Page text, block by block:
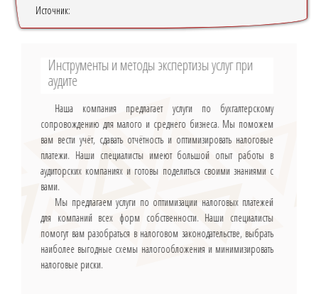
Источник:
Инструменты и методы экспертизы услуг при
аудите
Наша компания предлагает услуги по бухгалтерскому
сопровождению для малого и среднего бизнеса. Мы поможем
вам вести учёт, сдавать отчётность и оптимизировать налоговые
платежи. Наши специалисты имеют большой опыт работы в
аудиторских компаниях и готовы поделиться своими знаниями с
вами.
Мы предлагаем услуги по оптимизации налоговых платежей
для компаний всех форм собственности. Наши специалисты
помогут вам разобраться в налоговом законодательстве, выбрать
наиболее выгодные схемы налогообложения и минимизировать
налоговые риски.